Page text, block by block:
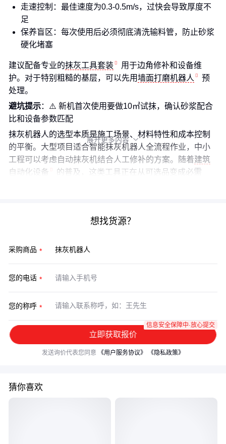
走速控制：最佳速度为0.3-0.5m/s，过快会导致厚度不
足
保养盲区：每次使用后必须彻底清洗输料管，防止砂浆
硬化堵塞
建议配备专业的抹灰工具套装
用于边角修补和设备维
护。对于特别粗糙的基层，可以先用墙面打磨机器人
预
处理。
避坑提示：⚠️ 新机首次使用要做10㎡试抹，确认砂浆配合
比和设备参数匹配
抹灰机器人的选型本质是施工场景、材料特性和成本控制
的平衡。大型项目适合智能抹灰机器人全流程作业，中小
工程可以考虑自动抹灰机结合人工修补的方案。随着建筑
自动化设备
的普及，这类工具正在从可选品变成必需
展开更多内容 
想找货源？
采购商品
您的电话
您的称呼
立即获取报价
信息安全保障中·放心提交
发送询价代表您同意 《用户服务协议》 《隐私政策》
猜你喜欢